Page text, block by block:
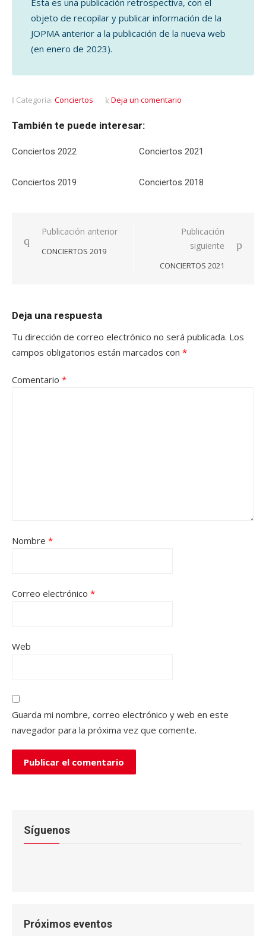
Esta es una publicación retrospectiva, con el
objeto de recopilar y publicar información de la
JOPMA anterior a la publicación de la nueva web
(en enero de 2023).
Categoría: Conciertos Deja un comentario
También te puede interesar:
Conciertos 2022 Conciertos 2021
Conciertos 2019 Conciertos 2018
Navegación
de
Publicación anterior
CONCIERTOS 2019
Publicación
siguiente
CONCIERTOS 2021
Deja una respuesta
Tu dirección de correo electrónico no será publicada. Los
campos obligatorios están marcados con *
Comentario *
Nombre *
Correo electrónico *
Web
Guarda mi nombre, correo electrónico y web en este
navegador para la próxima vez que comente.
Síguenos
Próximos eventos